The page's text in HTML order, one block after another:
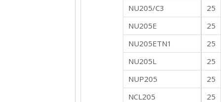
NU205/C3
25
NU205E
25
NU205ETN1
25
NU205L
25
NUP205
25
NCL205
25